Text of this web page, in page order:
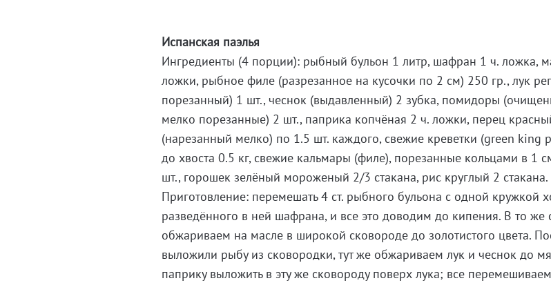
Испанская паэлья
Ингредиенты (4 порции): рыбный бульон 1 литр, шафран 1 ч. ложка,
ложки, рыбное филе (разрезанное на кусочки по 2 см) 250 гр., лук
порезанный) 1 шт., чеснок (выдавленный) 2 зубка, помидоры
мелко порезанные) 2 шт., паприка копчёная 2 ч. ложки, перец
(нарезанный мелко) по 1.5 шт. каждого, свежие креветки (green king
до хвоста 0.5 кг, свежие кальмары (филе), порезанные кольцами в 1
шт., горошек зелёный мороженый 2/3 стакана, рис круглый 2 стакана.
Приготовление: перемешать 4 ст. рыбного бульона с одной кружкой
разведённого в ней шафрана, и все это доводим до кипения. В то
обжариваем на масле в широкой сковороде до золотистого цвета.
выложили рыбу из сковородки, тут же обжариваем лук и чеснок до
паприку выложить в эту же сковороду поверх лука; все